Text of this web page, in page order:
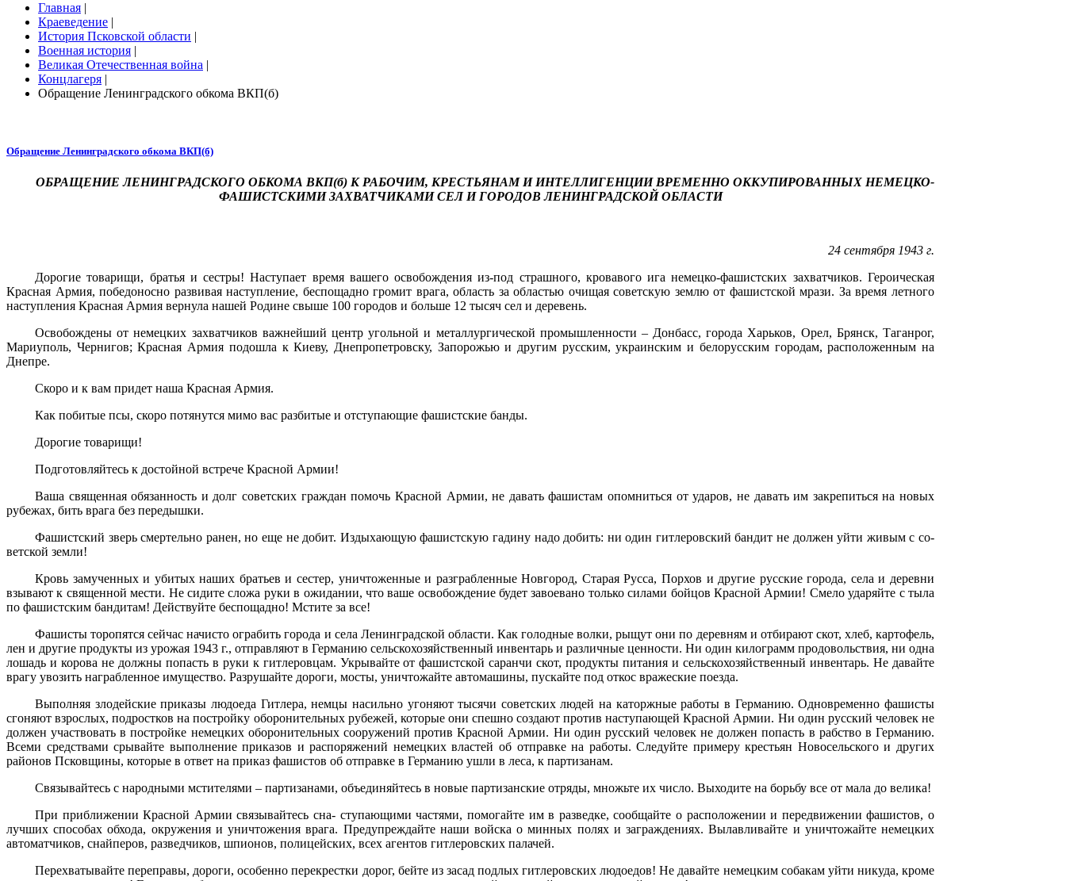
Главная |
Краеведение |
История Псковской области |
Военная история |
Великая Отечественная война |
Концлагеря |
Обращение Ленинградского обкома ВКП(б)
Обращение Ленинградского обкома ВКП(б)
ОБРАЩЕНИЕ ЛЕНИНГРАДСКОГО ОБКОМА ВКП(б) К РАБОЧИМ, КРЕСТЬЯНАМ И ИНТЕЛЛИГЕНЦИИ ВРЕМЕННО ОККУПИРОВАННЫХ НЕМЕЦКО-
ФАШИСТСКИМИ ЗАХВАТЧИКАМИ СЕЛ И ГОРОДОВ ЛЕНИНГРАДСКОЙ ОБЛАСТИ
24 сентября 1943 г.
Дорогие товарищи, братья и сестры! Наступает время вашего освобождения из-под страшного, кровавого ига немецко-фашистских захватчиков. Ге­роическая
Красная Армия, победоносно развивая наступ­ление, беспощадно громит врага, область за областью очищая советскую землю от фашистской мрази. За время лет­ного
наступления Красная Армия вернула нашей Родине свыше 100 городов и больше 12 тысяч сел и деревень.
Освобождены от немецких захватчиков важнейший центр угольной и металлургической промышленности – Донбасс, города Харьков, Орел, Брянск, Таганрог,
Мариу­поль, Чернигов; Красная Армия подошла к Киеву, Днеп­ропетровску, Запорожью и другим русским, украинским и белорусским городам, расположенным на
Днепре.
Скоро и к вам придет наша Красная Армия.
Как побитые псы, скоро потянутся мимо вас разби­тые и отступающие фашистские банды.
Дорогие товарищи!
Подготовляйтесь к достойной встрече Красной Армии!
Ваша священная обязанность и долг советских граж­дан помочь Красной Армии, не давать фашистам опо­мниться от ударов, не давать им закрепиться на новых
рубежах, бить врага без передышки.
Фашистский зверь смертельно ранен, но еще не до­бит. Издыхающую фашистскую гадину надо добить: ни один гитлеровский бандит не должен уйти живым с со­
ветской земли!
Кровь замученных и убитых наших братьев и сестер, уничтоженные и разграбленные Новгород, Старая Русса, Порхов и другие русские города, села и деревни
взы­вают к священной мести. Не сидите сложа руки в ожида­нии, что ваше освобождение будет завоевано только си­лами бойцов Красной Армии! Смело ударяйте с тыла
по фашистским бандитам! Действуйте беспощадно! Мстите за все!
Фашисты торопятся сейчас начисто ограбить города и села Ленинградской области. Как голодные волки, ры­щут они по деревням и отбирают скот, хлеб, картофель,
лен и другие продукты из урожая 1943 г., отправляют в Германию сельскохозяйственный инвентарь и различные ценности. Ни один килограмм продовольствия, ни одна
лошадь и корова не должны попасть в руки к гитлеров­цам. Укрывайте от фашистской саранчи скот, продукты питания и сельскохозяйственный инвентарь. Не давайте
врагу увозить награбленное имущество. Разрушайте до­роги, мосты, уничтожайте автомашины, пускайте под от­кос вражеские поезда.
Выполняя злодейские приказы людоеда Гитлера, нем­цы насильно угоняют тысячи советских людей на каторж­ные работы в Германию. Одновременно фашисты
сгоня­ют взрослых, подростков на постройку оборонительных рубежей, которые они спешно создают против наступаю­щей Красной Армии. Ни один русский человек не
дол­жен участвовать в постройке немецких оборонительных сооружений против Красной Армии. Ни один русский че­ловек не должен попасть в рабство в Германию.
Всеми средствами срывайте выполнение приказов и распоряжений немецких властей об отправке на работы. Следуйте примеру крестьян Новосельского и других
районов Псковщины, которые в ответ на приказ фашистов об от­правке в Германию ушли в леса, к партизанам.
Связывайтесь с народными мстителями – партизана­ми, объединяйтесь в новые партизанские отряды, множь­те их число. Выходите на борьбу все от мала до велика!
При приближении Красной Армии связывайтесь сна- ступающими частями, помогайте им в разведке, сообщай­те о расположении и передвижении фашистов, о
лучших способах обхода, окружения и уничтожения врага. Преду­преждайте наши войска о минных полях и заграждени­ях. Вылавливайте и уничтожайте немецких
автоматчиков, снайперов, разведчиков, шпионов, полицейских, всех аген­тов гитлеровских палачей.
Перехватывайте переправы, дороги, особенно пере­крестки дорог, бейте из засад подлых гитлеровских лю­доедов! Не давайте немецким собакам уйти никуда, кро­ме